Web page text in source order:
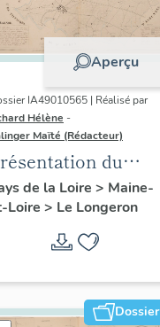
Aperçu
IA49010565 | Réalisé par
Hélène -
Maïté (Rédacteur)
du
de la
commune du
de la Loire > Maine-
Loire > Le Longeron
Dossier